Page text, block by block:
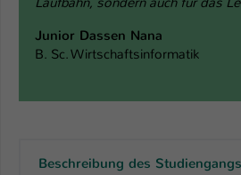
Junior Dassen Nana
B. Sc. Wirtschaftsinformatik
Beschreibung des Studiengangs